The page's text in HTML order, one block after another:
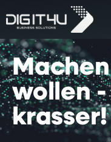
Machen
wollen -
krasser!